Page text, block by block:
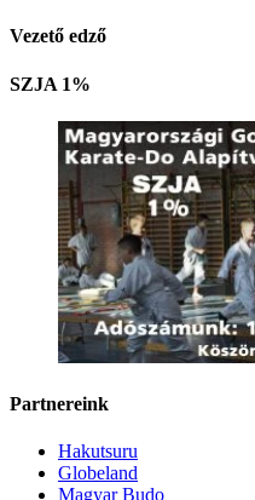
Vezető edző
SZJA 1%
Partnereink
Hakutsuru
Globeland
Magyar Budo